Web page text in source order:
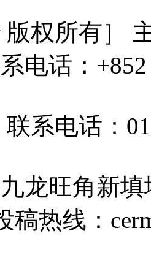
版权所有］
话：+852
系电话：
龙旺角新
稿热线：